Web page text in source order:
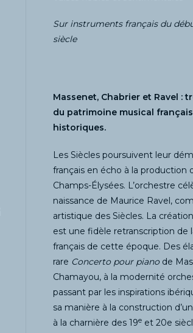
Sur instruments français du
siècle
Massenet, Chabrier et Ravel
du patrimoine musical
historiques.
Les Siècles poursuivent leur
français en écho à la production
Champs-Élysées. L’orchestre
naissance de Maurice Ravel,
artistique des Siècles. La
est une fidèle retranscription de
français de cette époque. Des
rare Concerto pour piano de
Chamayou, à la modernité
passant par les inspirations
sa manière à la construction
à la charnière des 19e et 20e